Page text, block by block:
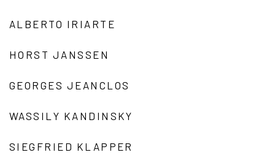
ALBERTO IRIARTE
HORST JANSSEN
GEORGES JEANCLOS
WASSILY KANDINSKY
SIEGFRIED KLAPPER